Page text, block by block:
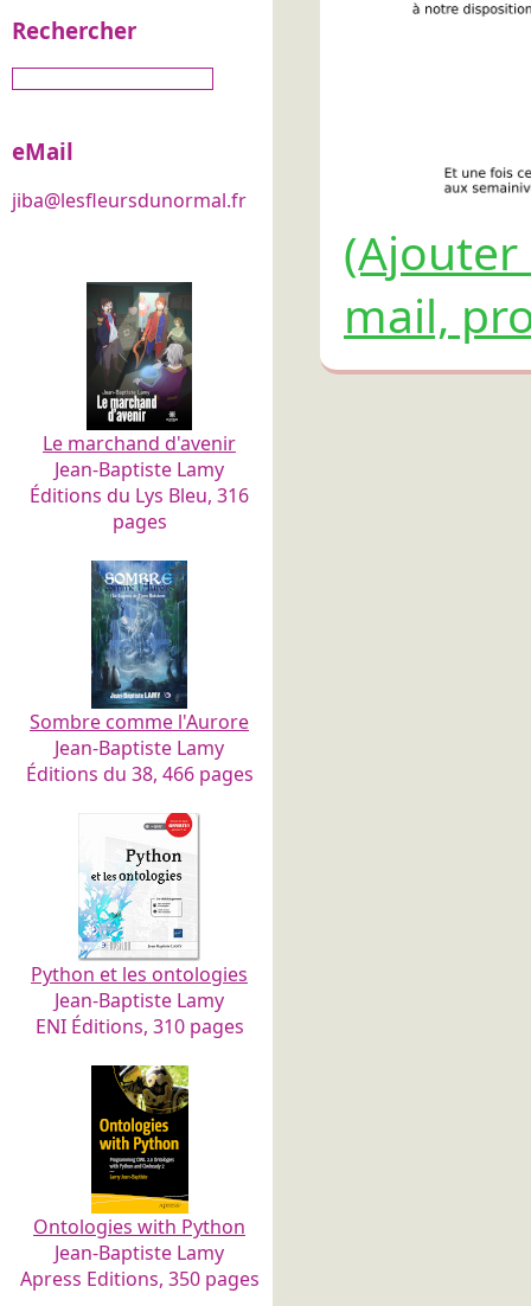
Rechercher
eMail
jiba@lesfleursdunormal.fr
Le marchand d'avenir
Jean-Baptiste Lamy
Éditions du Lys Bleu, 316
pages
Sombre comme l'Aurore
Jean-Baptiste Lamy
Éditions du 38, 466 pages
Python et les ontologies
Jean-Baptiste Lamy
ENI Éditions, 310 pages
Ontologies with Python
Jean-Baptiste Lamy
Apress Editions, 350 pages
mail,